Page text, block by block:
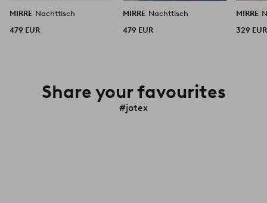
MIRRE Nachttisch
479 EUR
MIRRE Nachttisch
479 EUR
MIRRE
329 EUR
Share your favourites
#jotex